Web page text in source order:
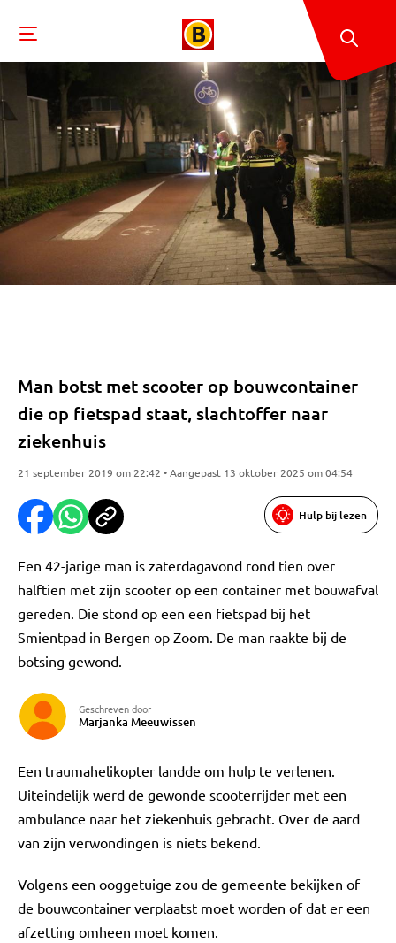
Man botst met scooter op bouwcontainer
die op fietspad staat, slachtoffer naar
ziekenhuis
21 september 2019 om 22:42 • Aangepast 13 oktober 2025 om 04:54
Hulp bij lezen
Een 42-jarige man is zaterdagavond rond tien over
halftien met zijn scooter op een container met bouwafval
gereden. Die stond op een een fietspad bij het
Smientpad in Bergen op Zoom. De man raakte bij de
botsing gewond.
Geschreven door
Marjanka Meeuwissen
Een traumahelikopter landde om hulp te verlenen.
Uiteindelijk werd de gewonde scooterrijder met een
ambulance naar het ziekenhuis gebracht. Over de aard
van zijn verwondingen is niets bekend.
Volgens een ooggetuige zou de gemeente bekijken of
de bouwcontainer verplaatst moet worden of dat er een
afzetting omheen moet komen.